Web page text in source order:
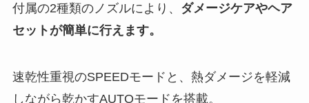
付属の2種類のノズルにより、 ダメージケアやヘア
セットが簡単に行えます。
速乾性重視のSPEEDモードと、熱ダメージを軽減
しながら乾かすAUTOモードを搭載。